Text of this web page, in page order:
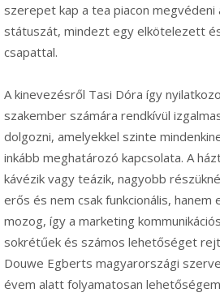
szerepet kap a tea piacon megvédeni
státuszát, mindezt egy elkötelezett
csapattal.
A kinevezésről Tasi Dóra így
szakember számára rendkívül
dolgozni, amelyekkel szinte
inkább meghatározó kapcsolata. A
kávézik vagy teázik, nagyobb
erős és nem csak funkcionális, hanem
mozog, így a marketing
sokrétűek és számos lehetőséget
Douwe Egberts magyarországi
évem alatt folyamatosan